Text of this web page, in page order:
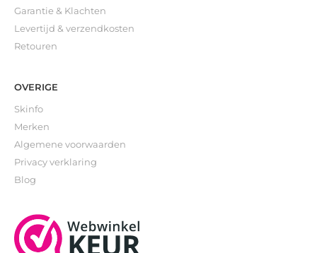
Garantie & Klachten
Levertijd & verzendkosten
Retouren
OVERIGE
Skinfo
Merken
Algemene voorwaarden
Privacy verklaring
Blog